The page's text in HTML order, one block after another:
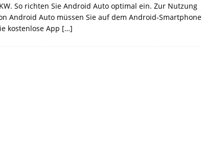
So richten Sie Android Auto optimal ein. Zur Nutzung
Android Auto müssen Sie auf dem Android-Smartphone
kostenlose App […]